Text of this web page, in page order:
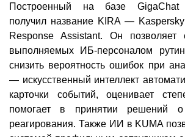
Построенный на базе GigaChat
получил название KIRA —
Response Assistant. Он позволяет
выполняемых ИБ-персоналом
снизить вероятность ошибок при
— искусственный интеллект
карточки событий, оценивает
помогает в принятии решений о
реагирования. Также ИИ в KUMA